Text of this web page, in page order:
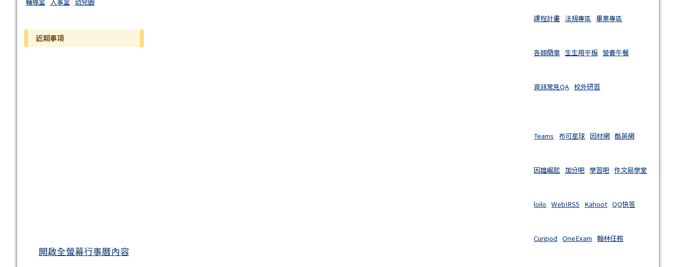
近期事項
開啟全螢幕行事曆內容
課程計畫 法規專區 畢業專區
各類簡章 生生用平板 營養午餐
資訊常見QA 校外研習
Teams 布可星球 因材網 酷英網
因雄崛起 加分吧 學習吧 作文易學堂
loilo WebIRS5 Kahoot QQ快答
Curipod OneExam 翰林任務